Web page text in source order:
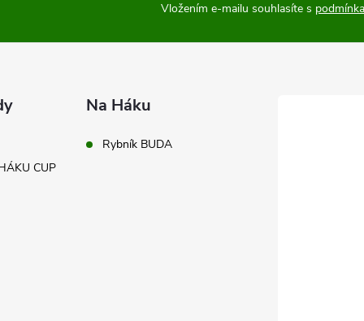
Vložením e-mailu souhlasíte s
CUP
Na Háku
Rybník BUDA